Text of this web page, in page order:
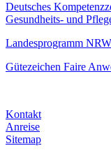
Deutsches
Gesundheits- und
Landesprogramm
Gütezeichen Faire
Kontakt
Anreise
Sitemap